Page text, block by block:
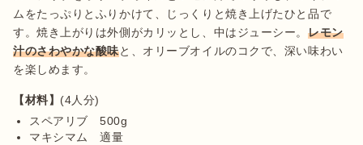
ムをたっぷりとふりかけて、じっくりと焼き上げたひと品で
す。焼き上がりは外側がカリッとし、中はジューシー。 レモン
汁のさわやかな酸味と、オリーブオイルのコクで、深い味わい
を楽しめます。
【材料】
スペアリブ　500g
マキシマム　適量